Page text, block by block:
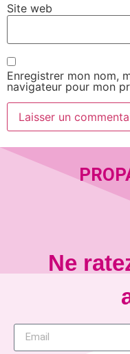
Site web
Enregistrer mon nom,
navigateur pour mon
Ne